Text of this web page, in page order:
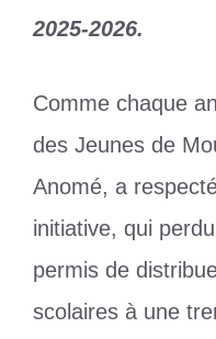
2025-2026.
Comme chaque
des Jeunes de
Anomé, a
initiative, qui
permis de
scolaires à une